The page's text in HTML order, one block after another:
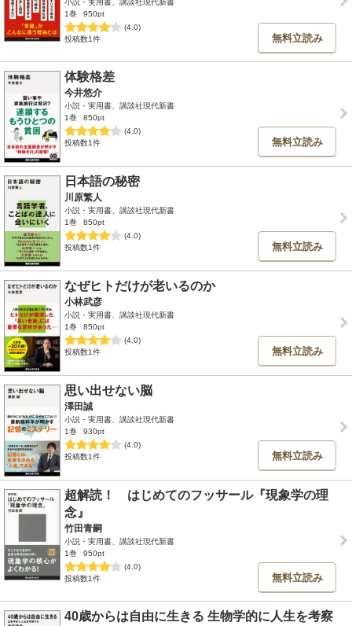
小説・実用書、講談社現代新書
1巻
950pt
(4.0)
投稿数1件
無料立読み
体験格差
今井悠介
小説・実用書、講談社現代新書
1巻
850pt
(4.0)
投稿数1件
無料立読み
日本語の秘密
川原繁人
小説・実用書、講談社現代新書
1巻
850pt
(4.0)
投稿数1件
無料立読み
なぜヒトだけが老いるのか
小林武彦
小説・実用書、講談社現代新書
1巻
850pt
(4.0)
投稿数1件
無料立読み
思い出せない脳
澤田誠
小説・実用書、講談社現代新書
1巻
930pt
(4.0)
投稿数1件
無料立読み
超解読！ はじめてのフッサール『現象学の理
念』
竹田青嗣
小説・実用書、講談社現代新書
1巻
950pt
(4.0)
投稿数1件
無料立読み
40歳からは自由に生きる 生物学的に人生を考察